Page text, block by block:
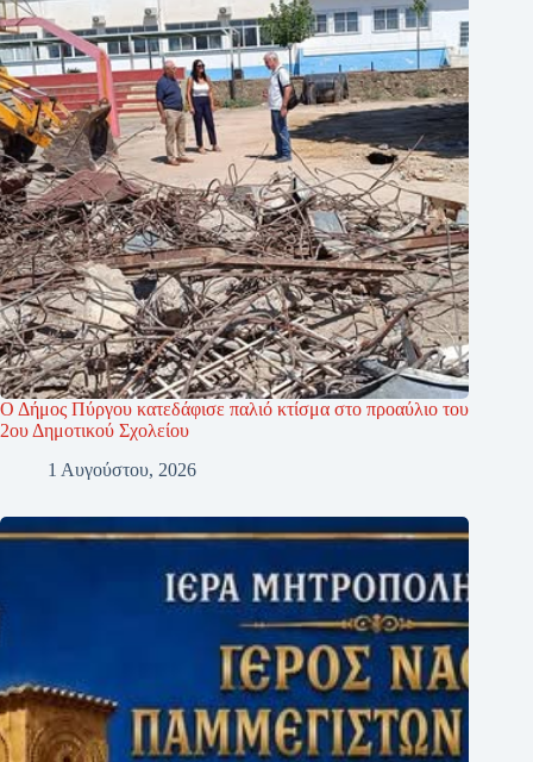
Ο Δήμος Πύργου κατεδάφισε παλιό κτίσμα στο προαύλιο του
2ου Δημοτικού Σχολείου
1 Αυγούστου, 2026